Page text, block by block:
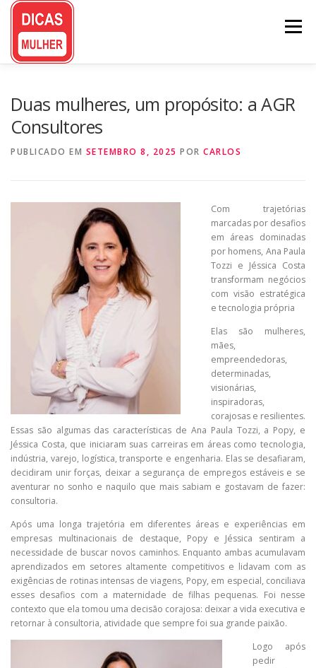
Pular
conteúdo
Menu
Duas mulheres, um propósito: a AGR
Consultores
PUBLICADO EM SETEMBRO 8, 2025 POR CARLOS
Com trajetórias
marcadas por desafios
em áreas dominadas
por homens, Ana Paula
Tozzi e Jéssica Costa
transformam negócios
com visão estratégica
e tecnologia própria
Elas são mulheres,
mães,
empreendedoras,
determinadas,
visionárias,
inspiradoras,
corajosas e resilientes.
Essas são algumas das características de Ana Paula Tozzi, a Popy, e
Jéssica Costa, que iniciaram suas carreiras em áreas como tecnologia,
indústria, varejo, logística, transporte e engenharia. Elas se desafiaram,
decidiram unir forças, deixar a segurança de empregos estáveis e se
aventurar no sonho e naquilo que mais sabiam e gostavam de fazer:
consultoria.
Após uma longa trajetória em diferentes áreas e experiências em
empresas multinacionais de destaque, Popy e Jéssica sentiram a
necessidade de buscar novos caminhos. Enquanto ambas acumulavam
aprendizados em setores altamente competitivos e lidavam com as
exigências de rotinas intensas de viagens, Popy, em especial, conciliava
esses desafios com a maternidade de filhas pequenas. Foi nesse
contexto que ela tomou uma decisão corajosa: deixar a vida executiva e
retornar à consultoria, atividade que sempre foi sua grande paixão.
Logo após
pedir